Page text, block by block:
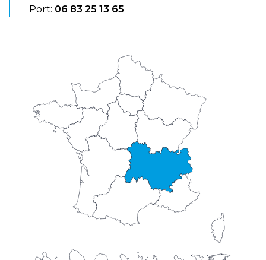
Port: 06 83 25 13 65